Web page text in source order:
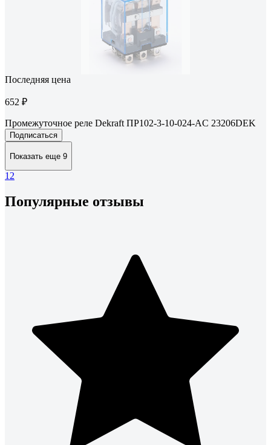
Последняя цена
652 ₽
Промежуточное реле Dekraft ПР102-3-10-024-AC 23206DEK
Подписаться
Показать еще 9
1 2
Популярные отзывы